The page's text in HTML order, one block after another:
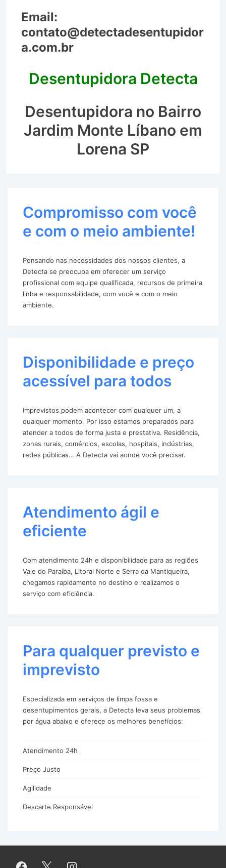
Email:
contato@detectadesentupidor
a.com.br
Desentupidora Detecta
Desentupidora no Bairro
Jardim Monte Líbano em
Lorena SP
Compromisso com você
e com o meio ambiente!
Pensando nas necessidades dos nossos clientes, a
Detecta se preocupa em oferecer um serviço
profissional com equipe qualificada, recursos de primeira
linha e responsabilidade, com você e com o meio
ambiente.
Disponibilidade e preço
acessível para todos
Imprevistos podem acontecer com qualquer um, a
qualquer momento. Por isso estamos preparados para
atender a todos de forma justa e prestativa. Residência,
zonas rurais, comércios, escolas, hospitais, indústrias,
redes públicas… A Detecta vai aonde você precisar.
Atendimento ágil e
eficiente
Com atendimento 24h e disponibilidade para as regiões
Vale do Paraíba, Litoral Norte e Serra da Mantiqueira,
chegamos rapidamente no destino e realizamos o
serviço com eficiência.
Para qualquer previsto e
imprevisto
Especializada em serviços de limpa fossa e
desentupimentos gerais, a Detecta leva seus problemas
por água abaixo e oferece os melhores benefícios:
Atendimento 24h
Preço Justo
Agilidade
Descarte Responsável